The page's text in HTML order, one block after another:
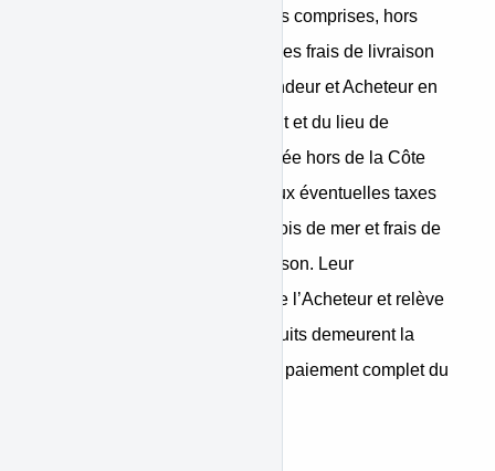
indiqués en FCFA, toutes taxes comprises, hors
frais de livraison. Le montant des frais de livraison
est sujet d’un accord entre Vendeur et Acheteur en
fonction de la nature du Produit et du lieu de
livraison. Toute commande livrée hors de la Côte
d’Ivoire pourra être soumise aux éventuelles taxes
locales, droits de douane, octrois de mer et frais de
dédouanement lors de la livraison. Leur
acquittement est à la charge de l’Acheteur et relève
de sa responsabilité. Les produits demeurent la
propriété du Vendeur jusqu’au paiement complet du